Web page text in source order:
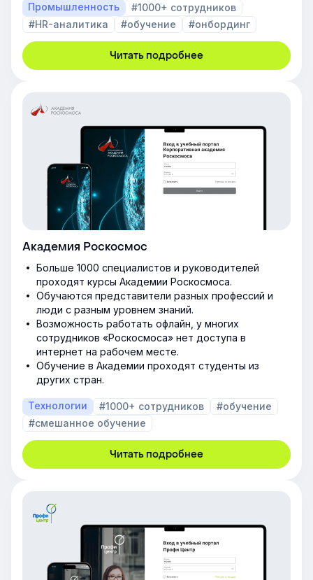
Промышленность
#1000+ сотрудников
#HR-аналитика
#обучение #онбординг
Читать подробнее
Академия Роскосмос
Больше 1000 специалистов и руководителей
проходят курсы Академии Роскосмоса.
Обучаются представители разных профессий и
люди с разным уровнем знаний.
Возможность работать офлайн, у многих
сотрудников «Роскосмоса» нет доступа в
интернет на рабочем месте.
Обучение в Академии проходят студенты из
других стран.
Технологии #1000+ сотрудников
#обучение
#смешанное обучение
Читать подробнее